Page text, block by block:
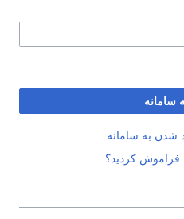
سامانه
شدن به سامانه
فراموش کردید؟